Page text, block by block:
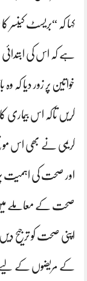
کہا کہ “بریسٹ
ہے کہ اس کی
خواتین پر زور دیا کہ
کریں تاکہ اس بیماری
کریمی نے بھی اس
اور صحت کی اہمیت پر
صحت کے معاملے میں
اپنی صحت کو ترجیح
کے مریضوں کے